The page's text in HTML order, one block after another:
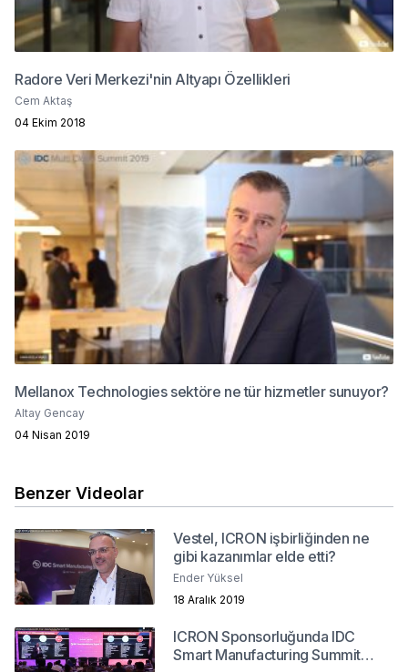
Radore Veri Merkezi'nin Altyapı Özellikleri
Cem Aktaş
04 Ekim 2018
Mellanox Technologies sektöre ne tür hizmetler sunuyor?
Altay Gencay
04 Nisan 2019
Benzer Videolar
Vestel, ICRON işbirliğinden ne
gibi kazanımlar elde etti?
Ender Yüksel
18 Aralık 2019
ICRON Sponsorluğunda IDC
Smart Manufacturing Summit